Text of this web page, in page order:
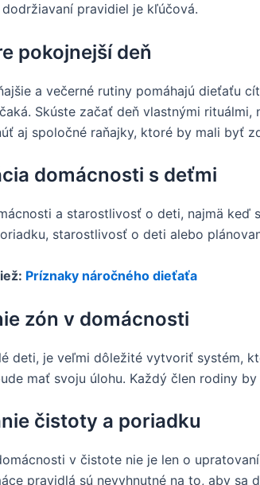
pravidiel je kľúčová.
pokojnejší deň
a večerné rutiny pomáhajú dieťaťu
Skúste začať deň vlastnými
aj spoločné raňajky, ktoré by mali byť
domácnosti s deťmi
a starostlivosť o deti, najmä keď
starostlivosť o deti alebo
Príznaky náročného dieťaťa
zón v domácnosti
deti, je veľmi dôležité vytvoriť systém,
mať svoju úlohu. Každý člen rodiny
čistoty a poriadku
v čistote nie je len o
pravidlá sú nevyhnutné na to, aby